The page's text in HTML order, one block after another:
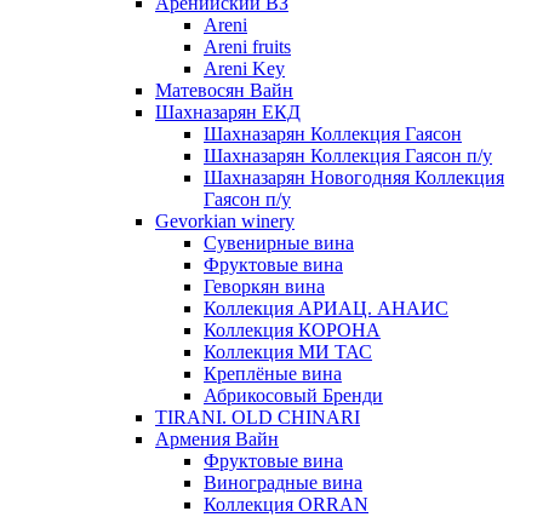
Areni
Areni fruits
Areni Key
Матевосян Вайн
Шахназарян ЕКД
Шахназарян Коллекция Гаясон
Шахназарян Коллекция Гаясон п/у
Шахназарян Новогодняя Коллекция
Гаясон п/у
Gevorkian winery
Сувенирные вина
Фруктовые вина
Геворкян вина
Коллекция АРИАЦ. АНАИС
Коллекция КОРОНА
Коллекция МИ ТАС
Креплёные вина
Абрикосовый Бренди
TIRANI. OLD CHINARI
Армения Вайн
Фруктовые вина
Виноградные вина
Коллекция ORRAN